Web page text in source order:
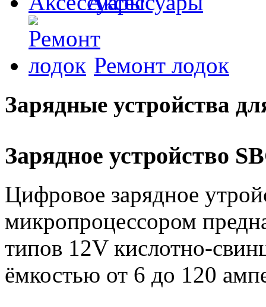
Ремонт лодок
Зарядные устройства
Зарядное устройство
Цифровое зарядное
микропроцессором
типов 12V кислотно-
ёмкостью от 6 до 120